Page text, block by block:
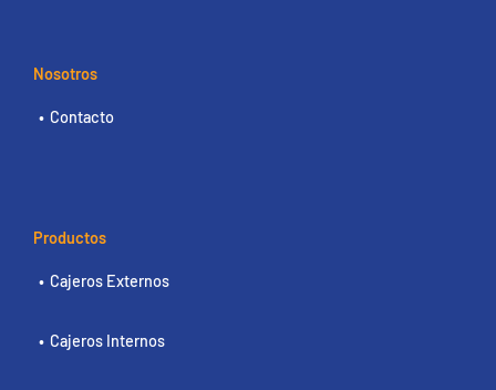
Nosotros
Contacto
Productos
Cajeros Externos
Cajeros Internos